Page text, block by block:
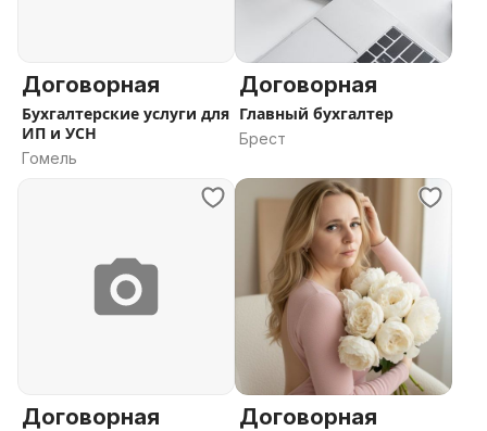
Договорная
Бухгалтерские услуги для
ИП и УСН
Гомель
Договорная
Главный бухгалтер
Брест
Договорная Договорная